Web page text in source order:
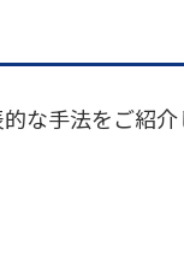
な手法をご紹介